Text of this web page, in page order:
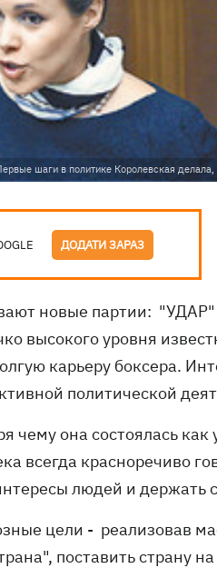
шаги в политике Королевская
ДОДАТИ ЗАРАЗ
новые партии:
высокого уровня
карьеру боксера.
политической
чему она состоялась
всегда красноречиво
людей и держать
цели - реализовав
поставить страну